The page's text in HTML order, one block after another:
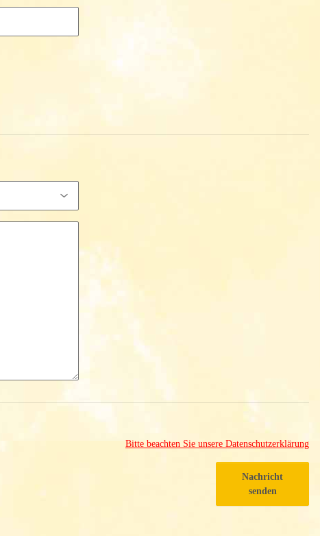
Bitte beachten Sie unsere Datenschutzerklärung
Nachricht
senden